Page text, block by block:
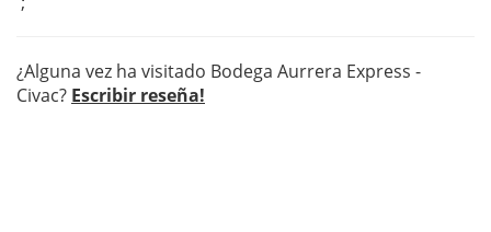
¿Alguna vez ha visitado Bodega Aurrera Express -
Civac? Escribir reseña!